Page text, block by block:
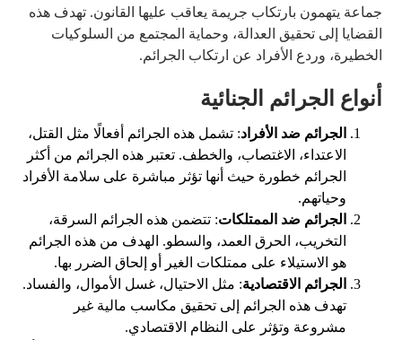
جماعة يتهمون بارتكاب جريمة يعاقب عليها القانون. تهدف هذه
القضايا إلى تحقيق العدالة، وحماية المجتمع من السلوكيات
الخطيرة، وردع الأفراد عن ارتكاب الجرائم.
أنواع الجرائم الجنائية
الجرائم ضد الأفراد: تشمل هذه الجرائم أفعالًا مثل القتل،
الاعتداء، الاغتصاب، والخطف. تعتبر هذه الجرائم من أكثر
الجرائم خطورة حيث أنها تؤثر مباشرة على سلامة الأفراد
وحياتهم.
الجرائم ضد الممتلكات: تتضمن هذه الجرائم السرقة،
التخريب، الحرق العمد، والسطو. الهدف من هذه الجرائم
هو الاستيلاء على ممتلكات الغير أو إلحاق الضرر بها.
الجرائم الاقتصادية: مثل الاحتيال، غسل الأموال، والفساد.
تهدف هذه الجرائم إلى تحقيق مكاسب مالية غير
مشروعة وتؤثر على النظام الاقتصادي.